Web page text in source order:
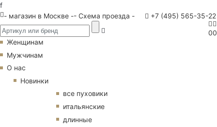
f
- магазин в Москве -- Схема проезда - +7 (495) 565-35-22
00
Женщинам
Мужчинам
О нас
Новинки
все пуховики
итальянские
длинные